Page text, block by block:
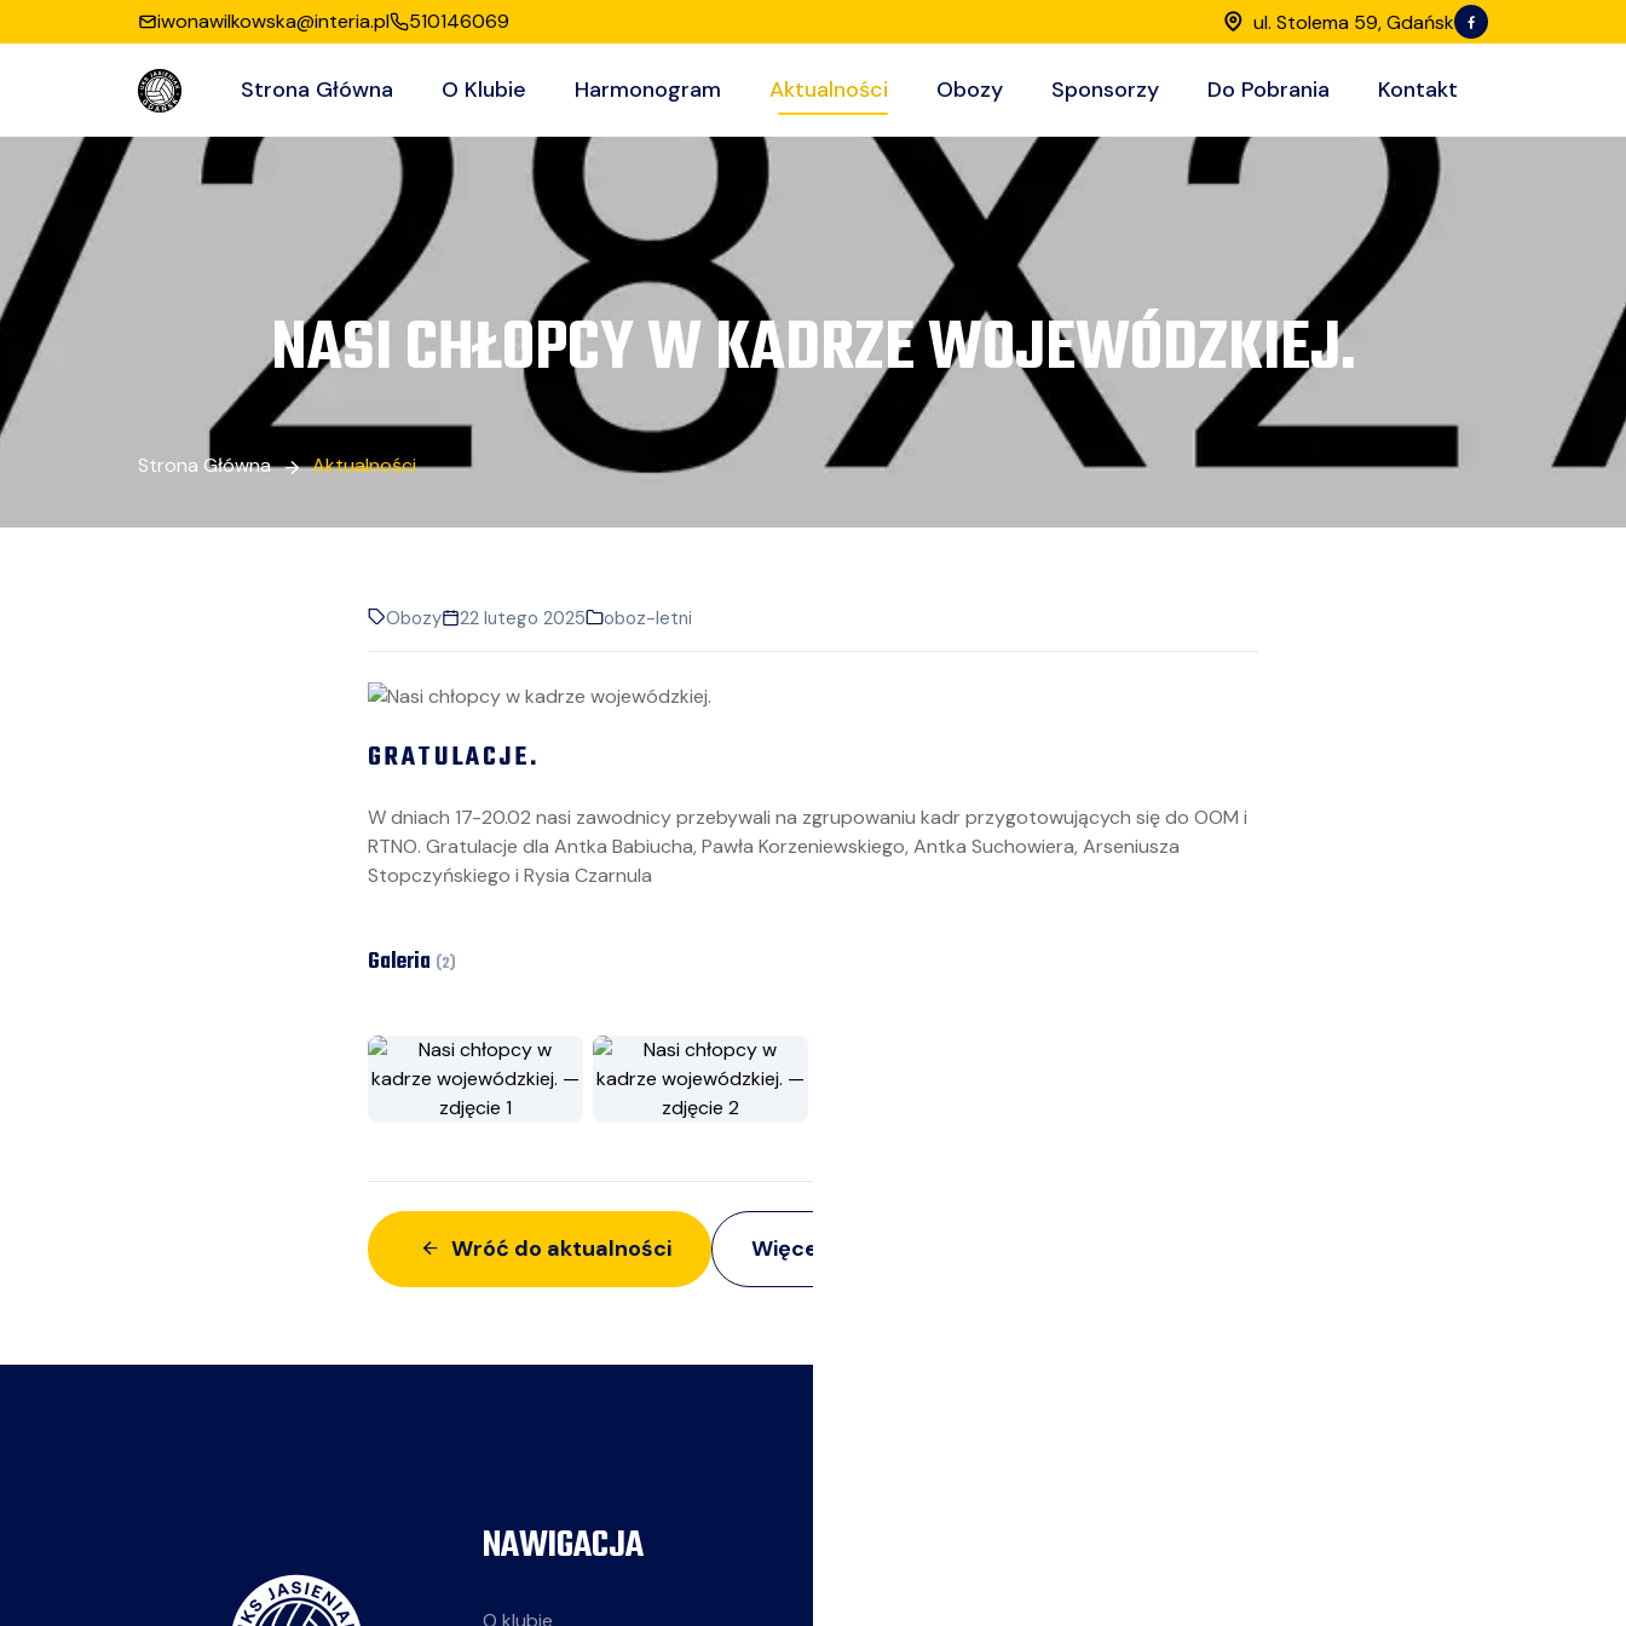
iwonawilkowska@interia.pl 510146069 ul. Stolema 59, Gdańsk
Strona Główna O Klubie Harmonogram Aktualności Obozy Sponsorzy Do Pobrania Kontakt
NASI CHŁOPCY W KADRZE WOJEWÓDZKIEJ.
Strona Główna Aktualności
Obozy 22 lutego 2025 oboz-letni
GRATULACJE.
W dniach 17-20.02 nasi zawodnicy przebywali na zgrupowaniu kadr przygotowujących się do OOM i
RTNO. Gratulacje dla Antka Babiucha, Pawła Korzeniewskiego, Antka Suchowiera, Arseniusza
Stopczyńskiego i Rysia Czarnula
Galeria (2)
Wróć do aktualności Więcej z:
NAWIGACJA
O klubie